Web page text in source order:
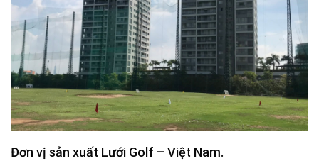
Đơn vị sản xuất Lưới Golf – Việt Nam.